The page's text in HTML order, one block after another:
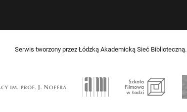
Serwis tworzony przez Łódzką Akademicką Sieć Biblioteczną.